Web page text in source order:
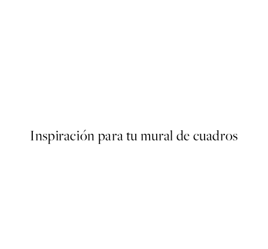
Inspiración para tu mural de cuadros